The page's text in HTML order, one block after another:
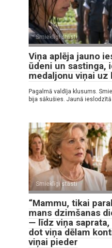
Smieklīgi stāsti
Viņa aplēja jauno
ūdeni un sastinga,
medaljonu viņai uz
Pagalmā valdīja klusums.
bija sākušies. Jaunā ieslodzītā
Smieklīgi stāsti
“Mammu, tikai
mans dzimšanas
— līdz viņa
dot viņa dēlam
viņai pieder